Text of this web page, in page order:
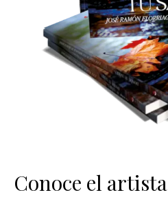
Conoce el artista